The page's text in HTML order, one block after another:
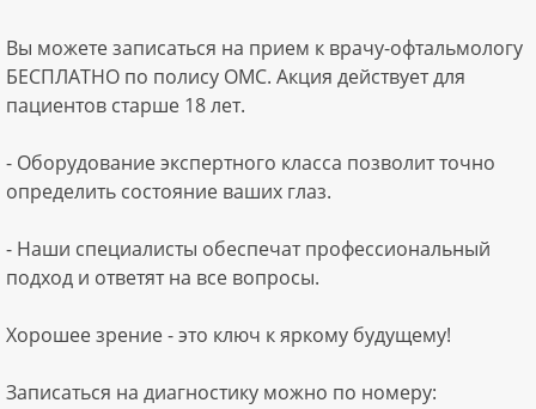
Вы можете записаться на прием к врачу-офтальмологу
БЕСПЛАТНО по полису ОМС. Акция действует для
пациентов старше 18 лет.
- Оборудование экспертного класса позволит точно
определить состояние ваших глаз.
- Наши специалисты обеспечат профессиональный
подход и ответят на все вопросы.
Хорошее зрение - это ключ к яркому будущему!
Записаться на диагностику можно по номеру: